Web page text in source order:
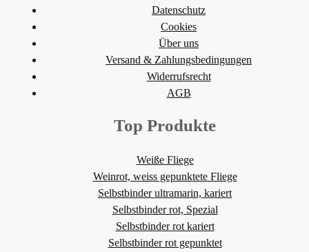
Datenschutz
Cookies
Über uns
Versand & Zahlungsbedingungen
Widerrufsrecht
AGB
Top Produkte
Weiße Fliege
Weinrot, weiss gepunktete Fliege
Selbstbinder ultramarin, kariert
Selbstbinder rot, Spezial
Selbstbinder rot kariert
Selbstbinder rot gepunktet